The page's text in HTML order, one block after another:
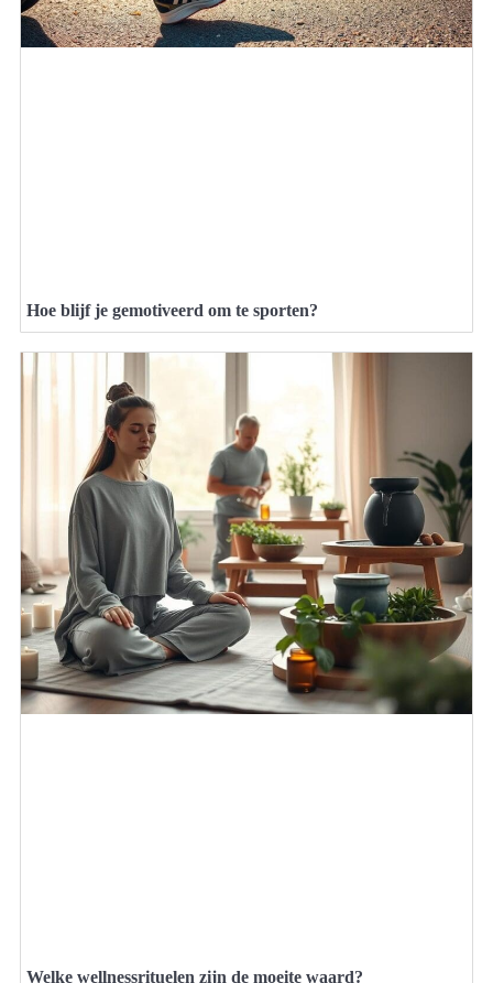
Hoe blijf je gemotiveerd om te sporten?
Welke wellnessrituelen zijn de moeite waard?